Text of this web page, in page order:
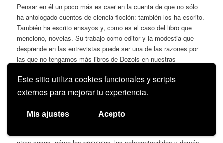
Este sitio utiliza cookies funcionales y scripts
externos para mejorar tu experiencia.
Mis ajustes Acepto
Pensar en él un poco más es caer en la cuenta de que no sólo
ha antologado cuentos de ciencia ficción: también los ha escrito.
También ha escrito ensayos y, como es el caso del libro que
menciono, novelas. Su trabajo como editor y la modestia que
desprende en las entrevistas puede ser una de las razones por
las que no tengamos más libros de Dozois en nuestras
infantiles buscaba “la visión de una vida que no era la mía”, y,
cuando se dio cuenta de ello, empezó a leer ciencia ficción. Tal
como lo dice, parece que su amor por el género sea un poco
como el que pueda sentir un enfermo por la cura.